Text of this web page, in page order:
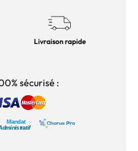
Livraison rapide
sécurisé :